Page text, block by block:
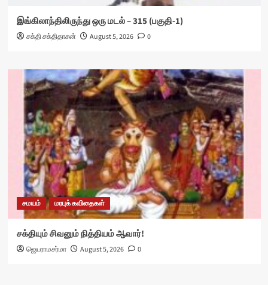
இங்கிலாந்திலிருந்து ஒரு மடல் – 315 (பகுதி-1)
சக்தி சக்திதாசன் August 5, 2026 0
சமயம் மரபுக் கவிதைகள்
சக்தியும் சிவனும் நித்தியம் ஆவார்!
ஜெயராமசர்மா August 5, 2026 0